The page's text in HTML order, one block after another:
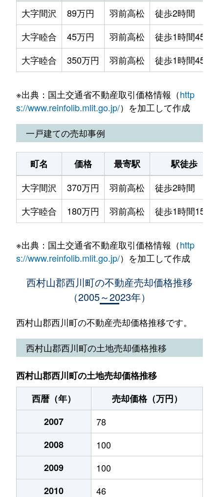
大字間沢
89万円 羽前高松
徒歩2時間
大字睦合
45万円 羽前高松
徒歩1時間45分
大字睦合
350万円 羽前高松 徒歩1時間45分
※出典：国土交通省不動産取引価格情報（http
s://www.reinfolib.mlit.go.jp/）を加工して作成
一戸建ての売却事例
町名 価格 最寄駅
駅徒歩
大字間沢
370万円 羽前高松
徒歩2時間
大字睦合
180万円 羽前高松 徒歩1時間15分
※出典：国土交通省不動産取引価格情報（http
s://www.reinfolib.mlit.go.jp/）を加工して作成
西村山郡西川町の不動産売却価格推移
（2005～2023年）
西村山郡西川町の不動産売却価格推移です。
西村山郡西川町の土地売却価格推移
西村山郡西川町の土地売却価格推移
西暦（年）
売却価格（万円）
2007
78
2008
100
2009
100
2010
46